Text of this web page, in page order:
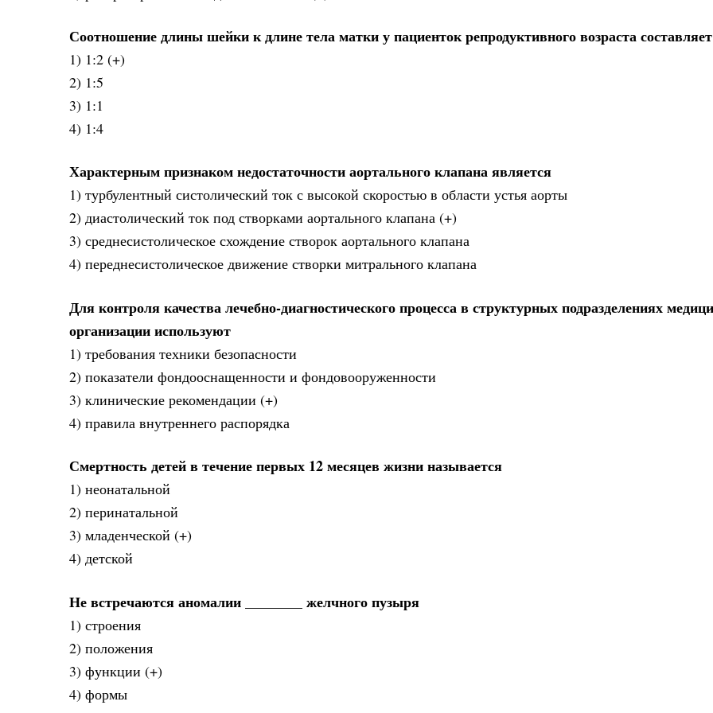
Соотношение длины шейки к длине тела матки у пациенток репродуктивного возраста составляет
1) 1:2 (+)
2) 1:5
3) 1:1
4) 1:4
Характерным признаком недостаточности аортального клапана является
1) турбулентный систолический ток с высокой скоростью в области устья аорты
2) диастолический ток под створками аортального клапана (+)
3) среднесистолическое схождение створок аортального клапана
4) переднесистолическое движение створки митрального клапана
Для контроля качества лечебно-диагностического процесса в структурных подразделениях
организации используют
1) требования техники безопасности
2) показатели фондооснащенности и фондовооруженности
3) клинические рекомендации (+)
4) правила внутреннего распорядка
Смертность детей в течение первых 12 месяцев жизни называется
1) неонатальной
2) перинатальной
3) младенческой (+)
4) детской
Не встречаются аномалии ________ желчного пузыря
1) строения
2) положения
3) функции (+)
4) формы